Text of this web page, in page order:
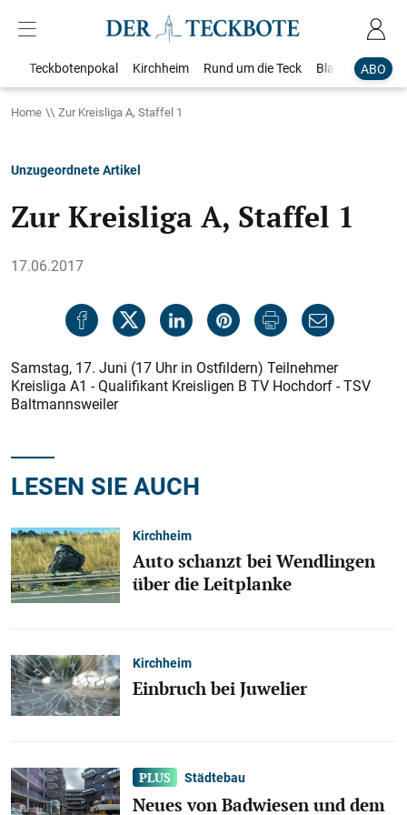
ABO
Teckbotenpokal Kirchheim Rund um die Teck Blaulicht
Home Zur Kreisliga A, Staffel 1
Unzugeordnete Artikel
Zur Kreisliga A, Staffel 1
17.06.2017
Samstag, 17. Juni (17 Uhr in Ostfildern) Teilnehmer
Kreisliga A1 - Qualifikant Kreisligen B TV Hochdorf - TSV
Baltmannsweiler
LESEN SIE AUCH
Kirchheim
Auto schanzt bei Wendlingen
über die Leitplanke
Kirchheim
Einbruch bei Juwelier
Städtebau
Neues von Badwiesen und dem